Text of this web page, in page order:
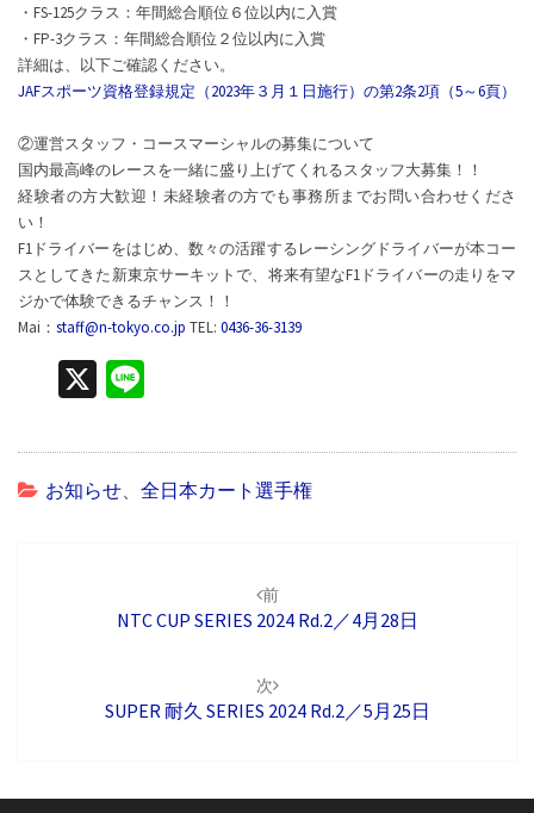
・FS-125クラス：年間総合順位６位以内に入賞
・FP-3クラス：年間総合順位２位以内に入賞
詳細は、以下ご確認ください。
JAFスポーツ資格登録規定（2023年３月１日施行）の第2条2項（5～6頁）
②運営スタッフ・コースマーシャルの募集について
国内最高峰のレースを一緒に盛り上げてくれるスタッフ大募集！！
経験者の方大歓迎！未経験者の方でも事務所までお問い合わせくださ
い！
F1ドライバーをはじめ、数々の活躍するレーシングドライバーが本コー
スとしてきた新東京サーキットで、将来有望なF1ドライバーの走りをマ
ジかで体験できるチャンス！！
Mai： staff@n-tokyo.co.jp TEL: 0436-36-3139
X
e
お知らせ 全日本カート選手権
前
NTC CUP SERIES 2024 Rd.2／4月28日
次
SUPER 耐久 SERIES 2024 Rd.2／5月25日